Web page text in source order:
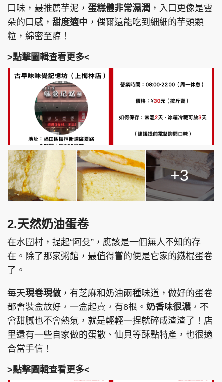
口味，最推薦芋泥， 蛋糕體非常濕潤 ，入口更像是雲
朵的口感， 甜度適中 ，偶爾還能吃到細細的芋頭顆
粒，綿密至醇！
>點擊圖輯查看更多<
+3
2.天然奶油蛋卷
在水圍村，提起“阿殳”，應該是一個無人不知的存
在。除了那家粥館，最值得嘗的便是它家的鐵棍蛋卷
了。
每天現卷現做 ，有芝麻和奶油兩種味道，做好的蛋卷
都會裝盒放好，一盒起賣，有8根。 奶香味很濃 ，不
會甜膩也不會熱氣，就是輕輕一捏就碎成渣渣了！店
里還有一些自家做的蛋散、仙貝等酥點特產，也很適
合當手信！
>點擊圖輯查看更多<